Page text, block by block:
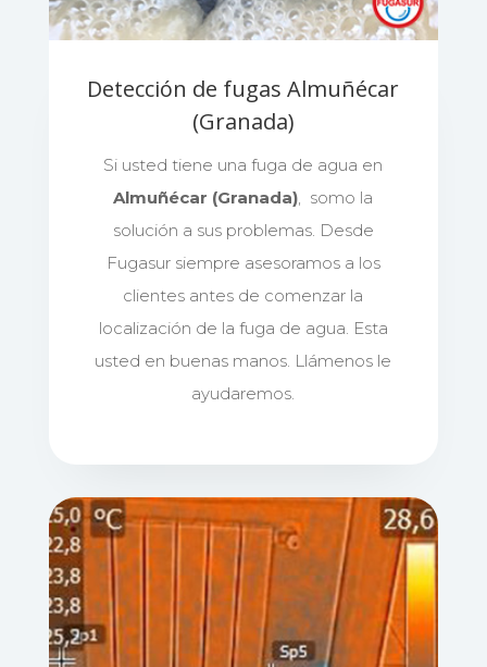
Detección de fugas Almuñécar
(Granada)
Si usted tiene una fuga de agua en
Almuñécar (Granada), somo la
solución a sus problemas. Desde
Fugasur siempre asesoramos a los
clientes antes de comenzar la
localización de la fuga de agua. Esta
usted en buenas manos. Llámenos le
ayudaremos.